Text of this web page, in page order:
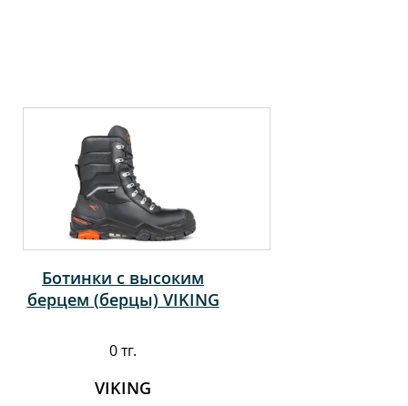
Ботинки с высоким
берцем (берцы) VIKING
0 тг.
VIKING